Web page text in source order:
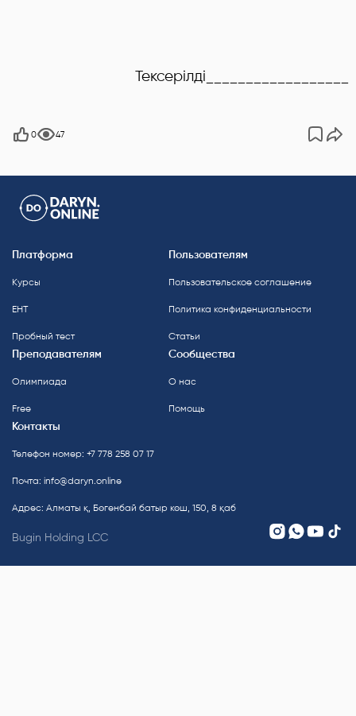
Тексерілді
0 47
Платформа
Курсы
ЕНТ
Пробный тест
Пользователям
Пользовательское соглашение
Политика конфиденциальности
Статьи
Преподавателям
Олимпиада
Free
Сообщества
О нас
Помощь
Контакты
Телефон номер: +7 778 258 07 17
Почта: info@daryn.online
Адрес: Алматы қ, Бөгенбай батыр көш, 150, 8 қаб
Bugin Holding LCC